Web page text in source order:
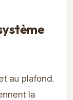
au plafond.
la